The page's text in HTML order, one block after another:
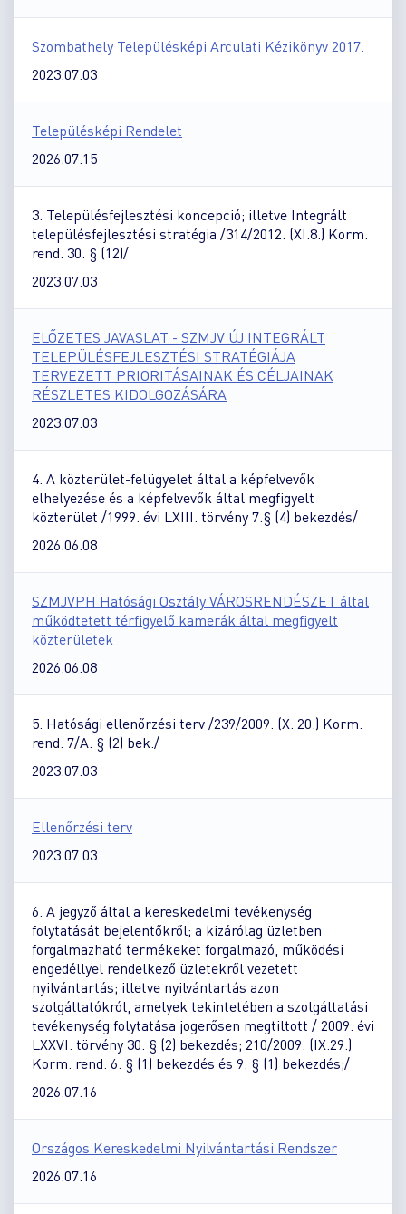
Szombathely Településképi Arculati Kézikönyv 2017.
2023.07.03
Településképi Rendelet
2026.07.15
3. Településfejlesztési koncepció; illetve Integrált
településfejlesztési stratégia /314/2012. (XI.8.) Korm.
rend. 30. § (12)/
2023.07.03
ELŐZETES JAVASLAT - SZMJV ÚJ INTEGRÁLT
TELEPÜLÉSFEJLESZTÉSI STRATÉGIÁJA
TERVEZETT PRIORITÁSAINAK ÉS CÉLJAINAK
RÉSZLETES KIDOLGOZÁSÁRA
2023.07.03
4. A közterület-felügyelet által a képfelvevők
elhelyezése és a képfelvevők által megfigyelt
közterület /1999. évi LXIII. törvény 7.§ (4) bekezdés/
2026.06.08
SZMJVPH Hatósági Osztály VÁROSRENDÉSZET által
működtetett térfigyelő kamerák által megfigyelt
közterületek
2026.06.08
5. Hatósági ellenőrzési terv /239/2009. (X. 20.) Korm.
rend. 7/A. § (2) bek./
2023.07.03
Ellenőrzési terv
2023.07.03
6. A jegyző által a kereskedelmi tevékenység
folytatását bejelentőkről; a kizárólag üzletben
forgalmazható termékeket forgalmazó, működési
engedéllyel rendelkező üzletekről vezetett
nyilvántartás; illetve nyilvántartás azon
szolgáltatókról, amelyek tekintetében a szolgáltatási
tevékenység folytatása jogerősen megtiltott / 2009. évi
LXXVI. törvény 30. § (2) bekezdés; 210/2009. (IX.29.)
Korm. rend. 6. § (1) bekezdés és 9. § (1) bekezdés;/
2026.07.16
Országos Kereskedelmi Nyilvántartási Rendszer
2026.07.16